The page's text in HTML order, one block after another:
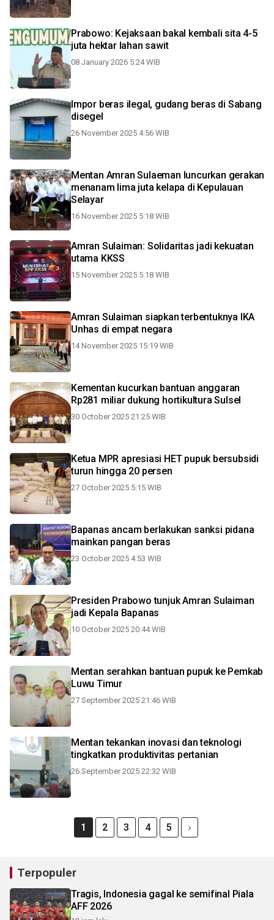
Prabowo: Kejaksaan bakal kembali sita 4-5
juta hektar lahan sawit
08 January 2026 5:24 WIB
Impor beras ilegal, gudang beras di Sabang
disegel
26 November 2025 4:56 WIB
Mentan Amran Sulaeman luncurkan gerakan
menanam lima juta kelapa di Kepulauan
Selayar
16 November 2025 5:18 WIB
Amran Sulaiman: Solidaritas jadi kekuatan
utama KKSS
15 November 2025 5:18 WIB
Amran Sulaiman siapkan terbentuknya IKA
Unhas di empat negara
14 November 2025 15:19 WIB
Kementan kucurkan bantuan anggaran
Rp281 miliar dukung hortikultura Sulsel
30 October 2025 21:25 WIB
Ketua MPR apresiasi HET pupuk bersubsidi
turun hingga 20 persen
27 October 2025 5:15 WIB
Bapanas ancam berlakukan sanksi pidana
mainkan pangan beras
23 October 2025 4:53 WIB
Presiden Prabowo tunjuk Amran Sulaiman
jadi Kepala Bapanas
10 October 2025 20:44 WIB
Mentan serahkan bantuan pupuk ke Pemkab
Luwu Timur
27 September 2025 21:46 WIB
Mentan tekankan inovasi dan teknologi
tingkatkan produktivitas pertanian
26 September 2025 22:32 WIB
1 2 3 4 5
Terpopuler
Tragis, Indonesia gagal ke semifinal Piala
AFF 2026